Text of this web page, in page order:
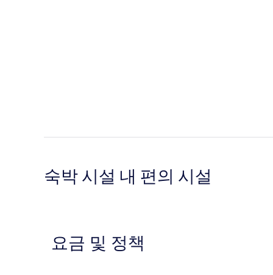
숙박 시설 내 편의 시설
요금 및 정책